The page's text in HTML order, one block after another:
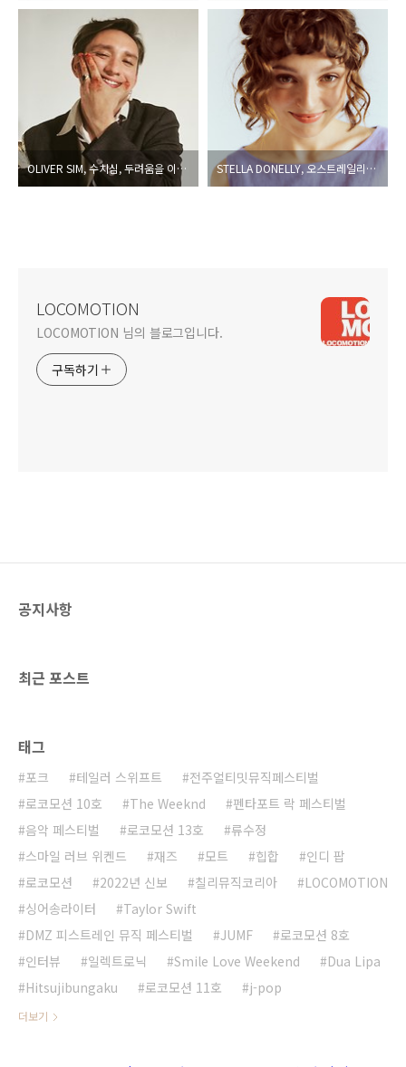
OLIVER SIM, 수치심, 두려움을 이겨내려는 올리버 심의 첫걸음 STELLA DONELLY, 오스트레일리아 인디 팝/록의 혜성이 발표한두 번째 정규작
LOCOMOTION
LOCOMOTION 님의 블로그입니다.
구독하기
공지사항
최근 포스트
태그
포크 테일러 스위프트
전주얼티밋뮤직페스티벌
로코모션 10호
The Weeknd
펜타포트 락 페스티벌
음악 페스티벌
로코모션 13호
류수정
스마일 러브 위켄드
재즈 모트 힙합
인디 팝
로코모션
2022년 신보 칠리뮤직코리아
LOCOMOTION
싱어송라이터
Taylor Swift
DMZ 피스트레인 뮤직 페스티벌
JUMF
로코모션 8호
인터뷰
일렉트로닉 Smile Love Weekend
Dua Lipa
Hitsujibungaku
로코모션 11호 j-pop
더보기